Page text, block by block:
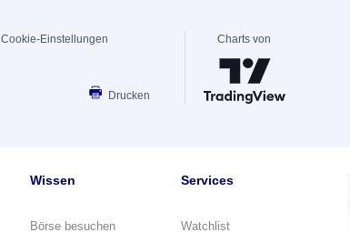
Cookie-Einstellungen
Drucken
Charts von
Wissen
Börse besuchen
Services
Watchlist